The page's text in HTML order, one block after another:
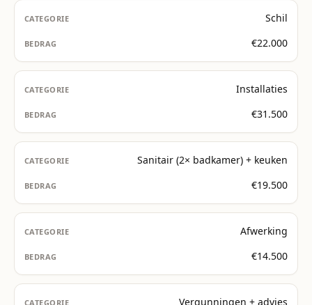
Schil
€22.000
Installaties
€31.500
Sanitair (2× badkamer) + keuken
€19.500
Afwerking
€14.500
Vergunningen + advies